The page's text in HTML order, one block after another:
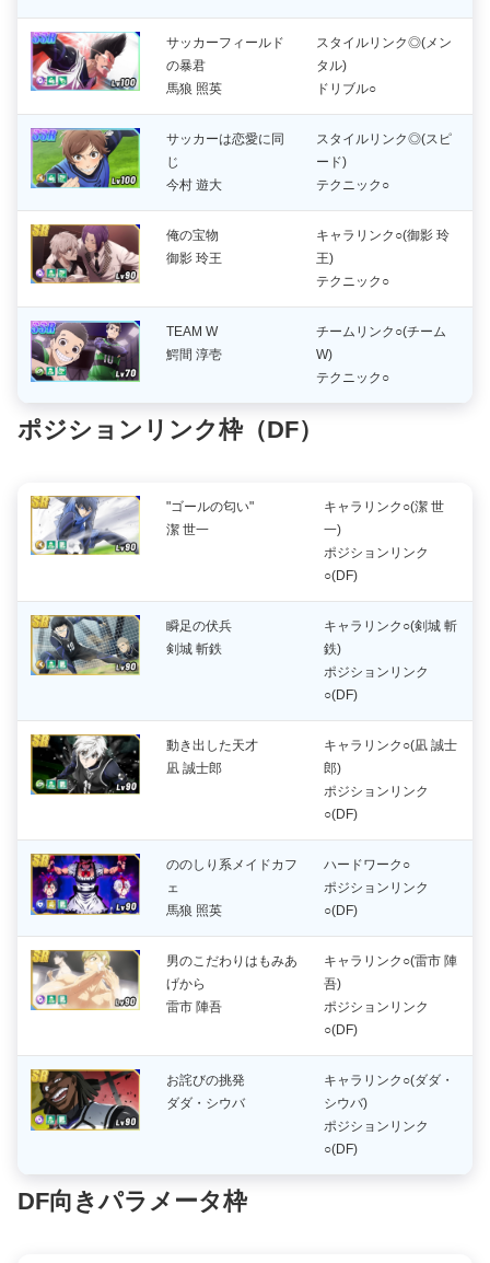
サッカーフィールド
の暴君
馬狼 照英
スタイルリンク◎(メン
タル)
ドリブル○
サッカーは恋愛に同
じ
今村 遊大
スタイルリンク◎(スピ
ード)
テクニック○
俺の宝物
御影 玲王
キャラリンク○(御影 玲
王)
テクニック○
TEAM W
鰐間 淳壱
チームリンク○(チーム
W)
テクニック○
ポジション リンク枠（DF）
"ゴールの匂い"
潔 世一
キャラリンク○(潔 世
一)
ポジションリンク
○(DF)
瞬足の伏兵
剣城 斬鉄
キャラリンク○(剣城 斬
鉄)
ポジションリンク
○(DF)
動き出した天才
凪 誠士郎
キャラリンク○(凪 誠士
郎)
ポジションリンク
○(DF)
ののしり系メイドカフ
ェ
馬狼 照英
ハードワーク○
ポジションリンク
○(DF)
男のこだわりはもみあ
げから
雷市 陣吾
キャラリンク○(雷市 陣
吾)
ポジションリンク
○(DF)
お詫びの挑発
ダダ・シウバ
キャラリンク○(ダダ・
シウバ)
ポジションリンク
○(DF)
DF向きパラメータ枠